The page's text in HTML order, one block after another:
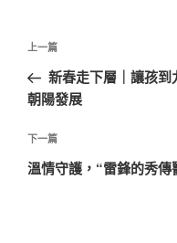
文
導
覽
上
一
篇
章
上一篇
新春走下層｜讓孩
朝陽發展
下
一
下一篇
溫情守護，“雷鋒的秀